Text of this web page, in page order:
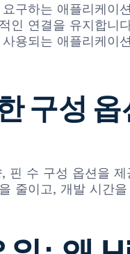
구하는 애플리케이
인 연결을 유지합니
용되는 애플리케이
구성
핀 수 구성 옵션을
줄이고, 개발 시간